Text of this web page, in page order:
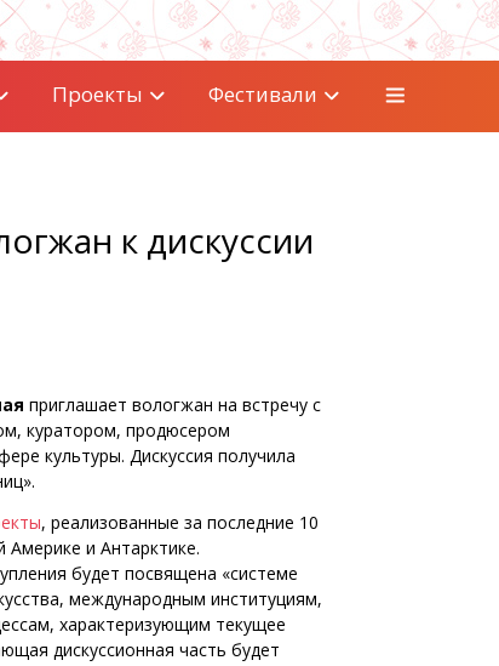
Проекты Фестивали
к дискуссии
приглашает вологжан на встречу с
куратором, продюсером
культуры. Дискуссия получила
, реализованные за последние 10
и Антарктике.
будет посвящена «системе
международным институциям,
характеризующим текущее
дискуссионная часть будет